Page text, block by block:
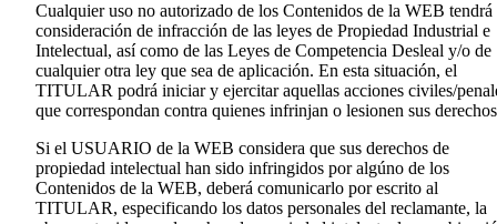
Cualquier uso no autorizado de los Contenidos de la WEB tendrá
consideración de infracción de las leyes de Propiedad Industrial e
Intelectual, así como de las Leyes de Competencia Desleal y/o de
cualquier otra ley que sea de aplicación. En esta situación, el
TITULAR podrá iniciar y ejercitar aquellas acciones civiles/
que correspondan contra quienes infrinjan o lesionen sus
Si el USUARIO de la WEB considera que sus derechos de
propiedad intelectual han sido infringidos por algúno de los
Contenidos de la WEB, deberá comunicarlo por escrito al
TITULAR, especificando los datos personales del reclamante, la